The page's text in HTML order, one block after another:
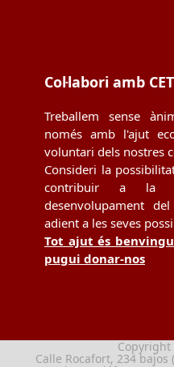
Col·labori amb
Treballem sense
només amb l'ajut
voluntari dels nostres
Consideri la
contribuir a la
desenvolupament
adient a les seves
Tot ajut és
pugui donar-nos
Copyright
Calle Rocafort, 234